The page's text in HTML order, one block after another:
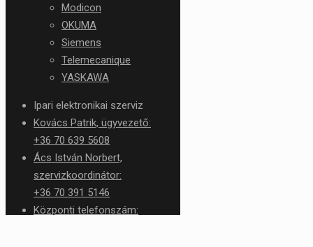
Modicon
OKUMA
Siemens
Telemecanique
YASKAWA
Ipari elektronikai szerviz
Kovács Patrik, ügyvezető:
+36 70 639 5608
Ács István Norbert,
szervizkoordinátor:
+36 70 391 5146
Központi telefonszám: